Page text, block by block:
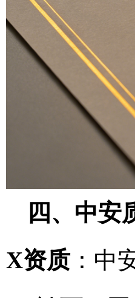
四、中安
X资质：中